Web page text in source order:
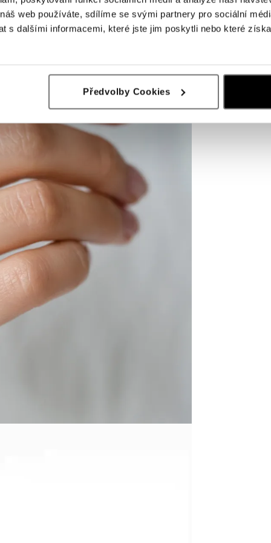
web používáte, sdílíme se svými partnery pro sociální
s dalšími informacemi, které jste jim poskytli nebo které
Předvolby Cookies